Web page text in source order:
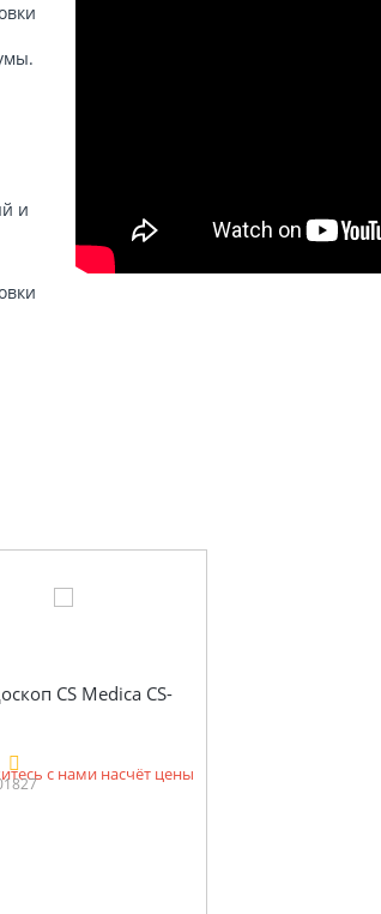
и
CS Medica CS-
с нами насчёт цены